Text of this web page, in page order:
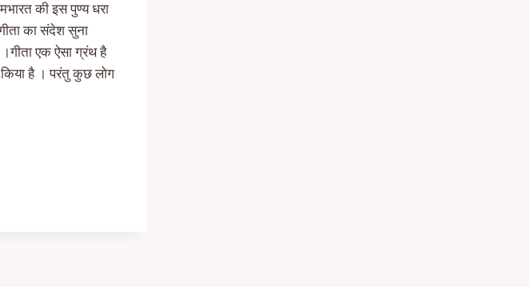
की इस पुण्य धरा
का संदेश सुना
एक ऐसा ग्रंथ है
है । परंतु कुछ लोग